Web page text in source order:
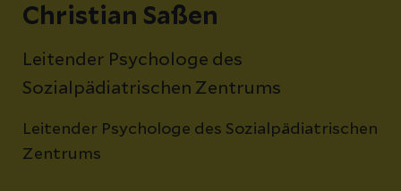
Christian Saßen
Leitender Psychologe des
Sozialpädiatrischen Zentrums
Leitender Psychologe des Sozialpädiatrischen
Zentrums